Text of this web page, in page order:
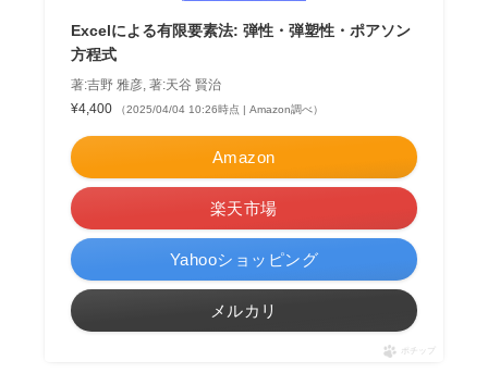
Excelによる有限要素法: 弾性・弾塑性・ポアソン
方程式
著:吉野 雅彦, 著:天谷 賢治
¥4,400
（2025/04/04 10:26時点 | Amazon調べ）
Amazon
楽天市場
Yahooショッピング
メルカリ
ポチップ